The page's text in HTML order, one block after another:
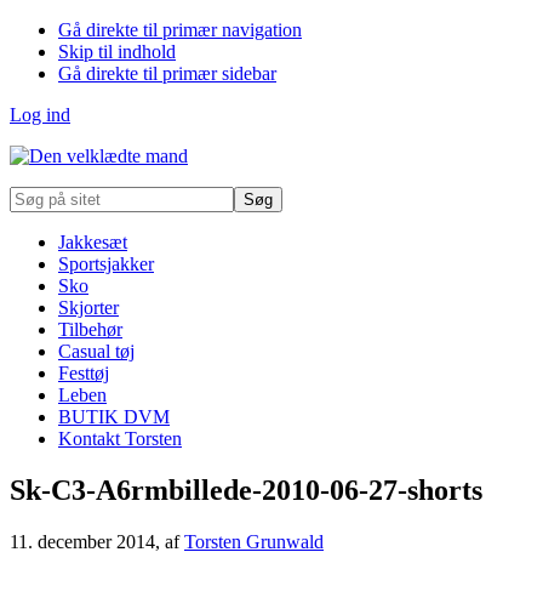
Gå direkte til primær navigation
Skip til indhold
Gå direkte til primær sidebar
Log ind
Søg
på
Jakkesæt
Sportsjakker
Sko
Skjorter
Tilbehør
Casual tøj
Festtøj
Leben
BUTIK DVM
Kontakt Torsten
Sk-C3-A6rmbillede-2010-06-27-shorts
11. december 2014, afTorsten Grunwald